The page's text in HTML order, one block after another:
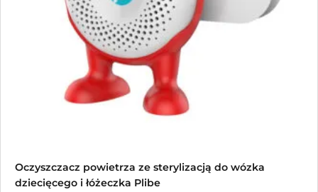
Oczyszczacz powietrza ze sterylizacją do wózka
dziecięcego i łóżeczka Plibe